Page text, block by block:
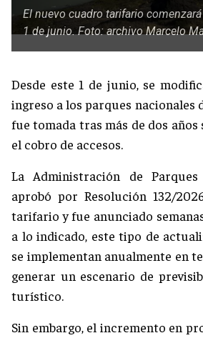
El nuevo cuadro tarifario
1 de junio. Foto: archivo Marcelo
Desde este 1 de junio, se
ingreso a los parques nacionales
fue tomada tras más de dos
el cobro de accesos.
La Administración de Parques
aprobó por Resolución 132/
tarifario y fue anunciado
a lo indicado, este tipo de
se implementan anualmente en
generar un escenario de
turístico.
Sin embargo, el incremento en